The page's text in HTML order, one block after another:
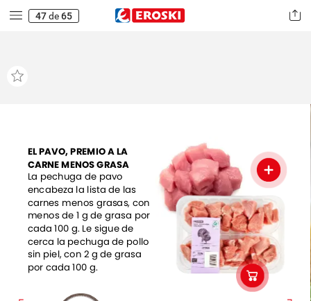
47de65
La pechuga de pavo
encabeza la lista de las
carnes menos grasas, con
menos de 1 g de grasa por
cada 100 g. Le siguede
cerca la pechuga de pollo
sin piel, con 2 g de grasa
por cada 100 g.
ELPAVO,PREMIOALA
CARNEMENOSGRASA